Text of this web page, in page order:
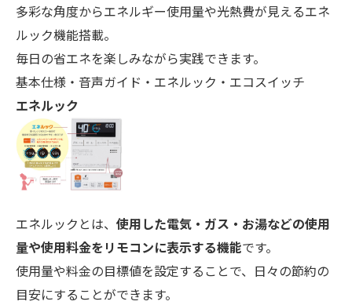
多彩な角度からエネルギー使用量や光熱費が見えるエネ
ルック機能搭載。
毎日の省エネを楽しみながら実践できます。
基本仕様・音声ガイド・エネルック・エコスイッチ
エネルック
エネルックとは、 使用した電気・ガス・お湯などの使用
量や使用料金をリモコンに表示する機能です。
使用量や料金の目標値を設定することで、日々の節約の
目安にすることができます。